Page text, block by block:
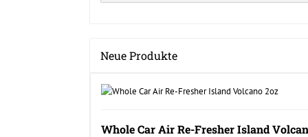
Neue Produkte
Whole Car Air Re-Fresher Island